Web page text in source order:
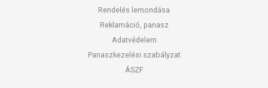
Rendelés lemondása
Reklamáció, panasz
Adatvédelem
Panaszkezelési szabályzat
ÁSZF